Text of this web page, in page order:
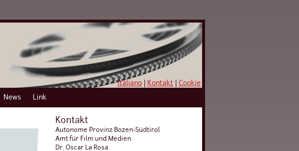
Italiano Kontakt
Cookie
News Link
Kontakt
Autonome Provinz Bozen-Südtirol
Amt für Film und Medien
Dr. Oscar La Rosa